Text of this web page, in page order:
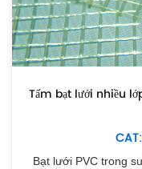
Tấm bạt lưới nhiều
Bạt lưới PVC trong